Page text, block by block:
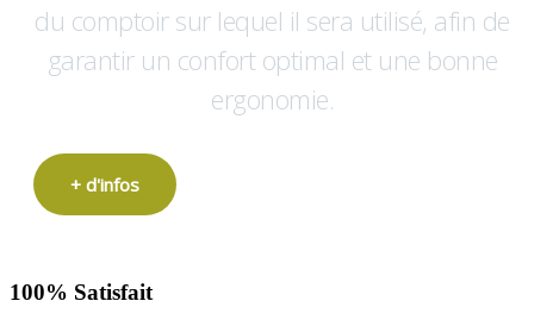
du comptoir sur lequel il sera utilisé, afin de
garantir un confort optimal et une bonne
ergonomie.
+ d'infos
100% Satisfait